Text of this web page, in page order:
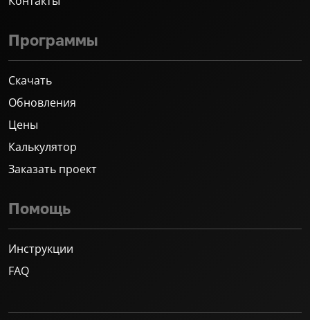
Программы
Скачать
Обновления
Цены
Калькулятор
Заказать проект
Помощь
Инструкции
FAQ